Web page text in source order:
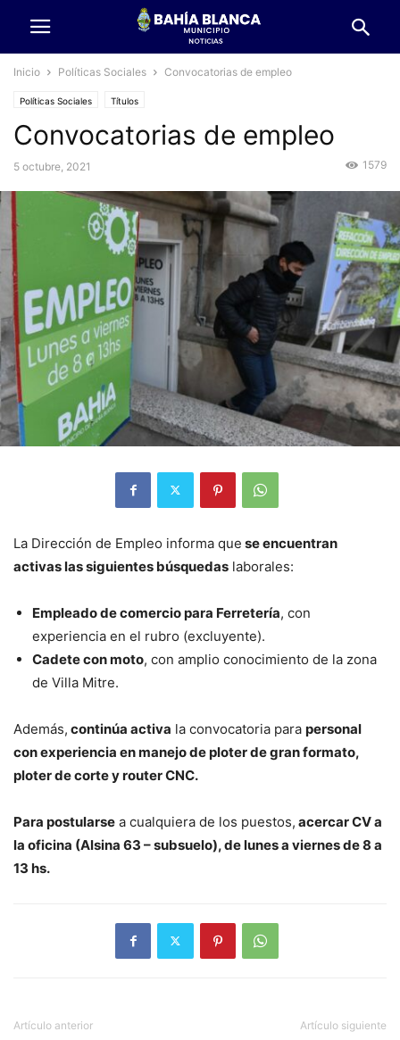
Inicio Políticas Sociales Convocatorias de empleo
Políticas Sociales Títulos
Convocatorias de empleo
5 octubre, 2021 1579
La Dirección de Empleo informa que se encuentran
activas las siguientes búsquedas laborales:
Empleado de comercio para Ferretería, con
experiencia en el rubro (excluyente).
Cadete con moto, con amplio conocimiento de la zona
de Villa Mitre.
Además, continúa activa la convocatoria para personal
con experiencia en manejo de ploter de gran formato,
ploter de corte y router CNC.
Para postularse a cualquiera de los puestos, acercar CV a
la oficina (Alsina 63 – subsuelo), de lunes a viernes de 8 a
13 hs.
Artículo anterior Artículo siguiente